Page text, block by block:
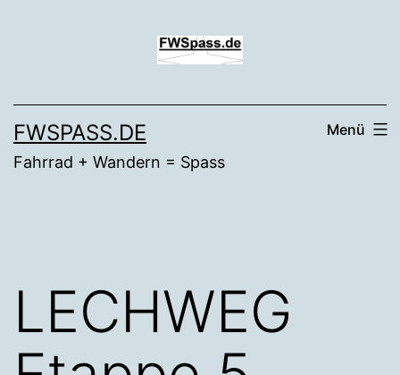
FWSPASS.DE
Fahrrad + Wandern = Spass
Menü
LECHWEG